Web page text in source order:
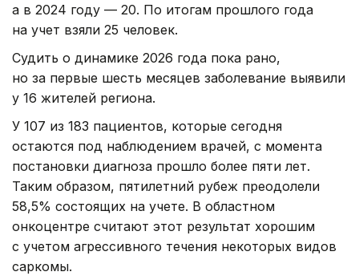
а в 2024 году — 20. По итогам прошлого года
на учет взяли 25 человек.
Судить о динамике 2026 года пока рано,
но за первые шесть месяцев заболевание выявили
у 16 жителей региона.
У 107 из 183 пациентов, которые сегодня
остаются под наблюдением врачей, с момента
постановки диагноза прошло более пяти лет.
Таким образом, пятилетний рубеж преодолели
58,5% состоящих на учете. В областном
онкоцентре считают этот результат хорошим
с учетом агрессивного течения некоторых видов
саркомы.